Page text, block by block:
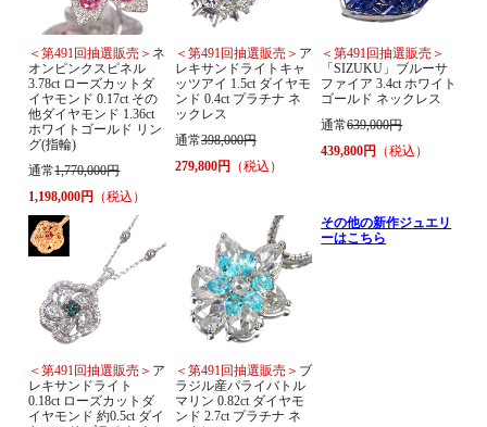
＜第491回抽選販売＞ ネ
オンピンクスピネル
3.78ct ローズカットダ
イヤモンド 0.17ct その
他ダイヤモンド 1.36ct
ホワイトゴールド リン
グ(指輪)
通常1,770,000円
1,198,000円 （税込）
＜第491回抽選販売＞ ア
レキサンドライトキャ
ッツアイ 1.5ct ダイヤモ
ンド 0.4ct プラチナ ネ
ックレス
通常398,000円
279,800円 （税込）
＜第491回抽選販売＞
「SIZUKU」ブルーサ
ファイア 3.4ct ホワイト
ゴールド ネックレス
通常639,000円
439,800円 （税込）
＜第491回抽選販売＞ ア
レキサンドライト
0.18ct ローズカットダ
イヤモンド 約0.5ct ダイ
＜第491回抽選販売＞ ブ
ラジル産パライバトル
マリン 0.82ct ダイヤモ
ンド 2.7ct プラチナ ネ
その他の新作ジュエリ
ーはこちら